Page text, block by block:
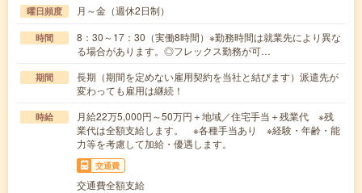
曜日頻度 月～金（週休2日制）
時間
8：30～17：30（実働8時間）※勤務時間は就業先により異な
る場合があります。◎フレックス勤務が可…
期間
長期（期間を定めない雇用契約を当社と結びます）派遣先が
変わっても雇用は継続！
時給
月給22万5,000円～50万円＋地域／住宅手当＋残業代 ※残
業代は全額支給します。 ※各種手当あり ※経験・年齢・能
力等を考慮して加給・優遇します。
交通費
交通費全額支給